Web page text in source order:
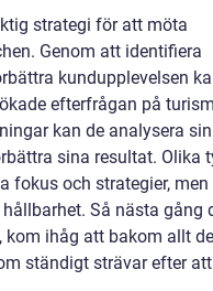
strategi för att möta
Genom att identifiera
kundupplevelsen
efterfrågan på
kan de analysera sin
sina resultat. Olika
fokus och strategier,
Så nästa gång
kom ihåg att bakom allt
ständigt strävar efter